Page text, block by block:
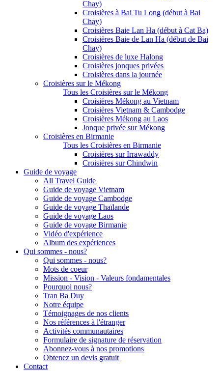
Chay)
Croisières à Bai Tu Long (début à Bai
Chay)
Croisières Baie Lan Ha (début à Cat Ba)
Croisières Baie de Lan Ha (début de Bai
Chay)
Croisières de luxe Halong
Croisières jonques privées
Croisières dans la journée
Croisières sur le Mékong
Tous les Croisières sur le Mékong
Croisières Mékong au Vietnam
Croisières Vietnam & Cambodge
Croisières Mékong au Laos
Jonque privée sur Mékong
Croisières en Birmanie
Tous les Croisières en Birmanie
Croisières sur Irrawaddy
Croisières sur Chindwin
Guide de voyage
All Travel Guide
Guide de voyage Vietnam
Guide de voyage Cambodge
Guide de voyage Thaïlande
Guide de voyage Laos
Guide de voyage Birmanie
Vidéo d'expérience
Album des expériences
Qui sommes - nous?
Qui sommes - nous?
Mots de coeur
Mission - Vision - Valeurs fondamentales
Pourquoi nous?
Tran Ba Duy
Notre équipe
Témoignages de nos clients
Nos références à l'étranger
Activités communautaires
Formulaire de signature de réservation
Abonnez-vous à nos promotions
Obtenez un devis gratuit
Contact